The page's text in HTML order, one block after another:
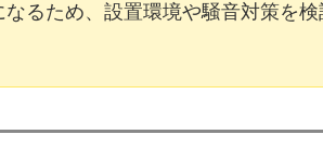
るため、設置環境や騒音対策を検